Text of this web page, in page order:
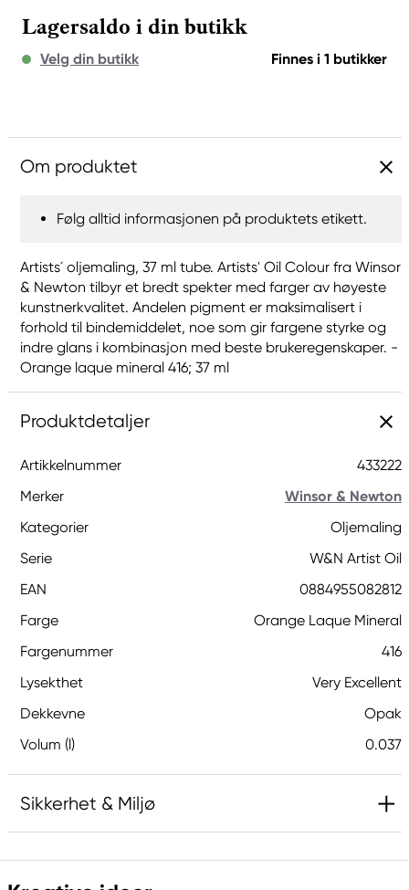
Lagersaldo i din butikk
Velg din butikk Finnes i 1 butikker
Om produktet
Følg alltid informasjonen på produktets etikett.
Artists´ oljemaling, 37 ml tube. Artists' Oil Colour fra Winsor
& Newton tilbyr et bredt spekter med farger av høyeste
kunstnerkvalitet. Andelen pigment er maksimalisert i
forhold til bindemiddelet, noe som gir fargene styrke og
indre glans i kombinasjon med beste brukeregenskaper. -
Orange laque mineral 416; 37 ml
Produktdetaljer
Artikkelnummer
433222
Merker
Winsor & Newton
Kategorier
Oljemaling
Serie
W&N Artist Oil
EAN
0884955082812
Farge
Orange Laque Mineral
Fargenummer
416
Lysekthet
Very Excellent
Dekkevne
Opak
Volum (l)
0.037
Sikkerhet & Miljø
Ansvarlig EU